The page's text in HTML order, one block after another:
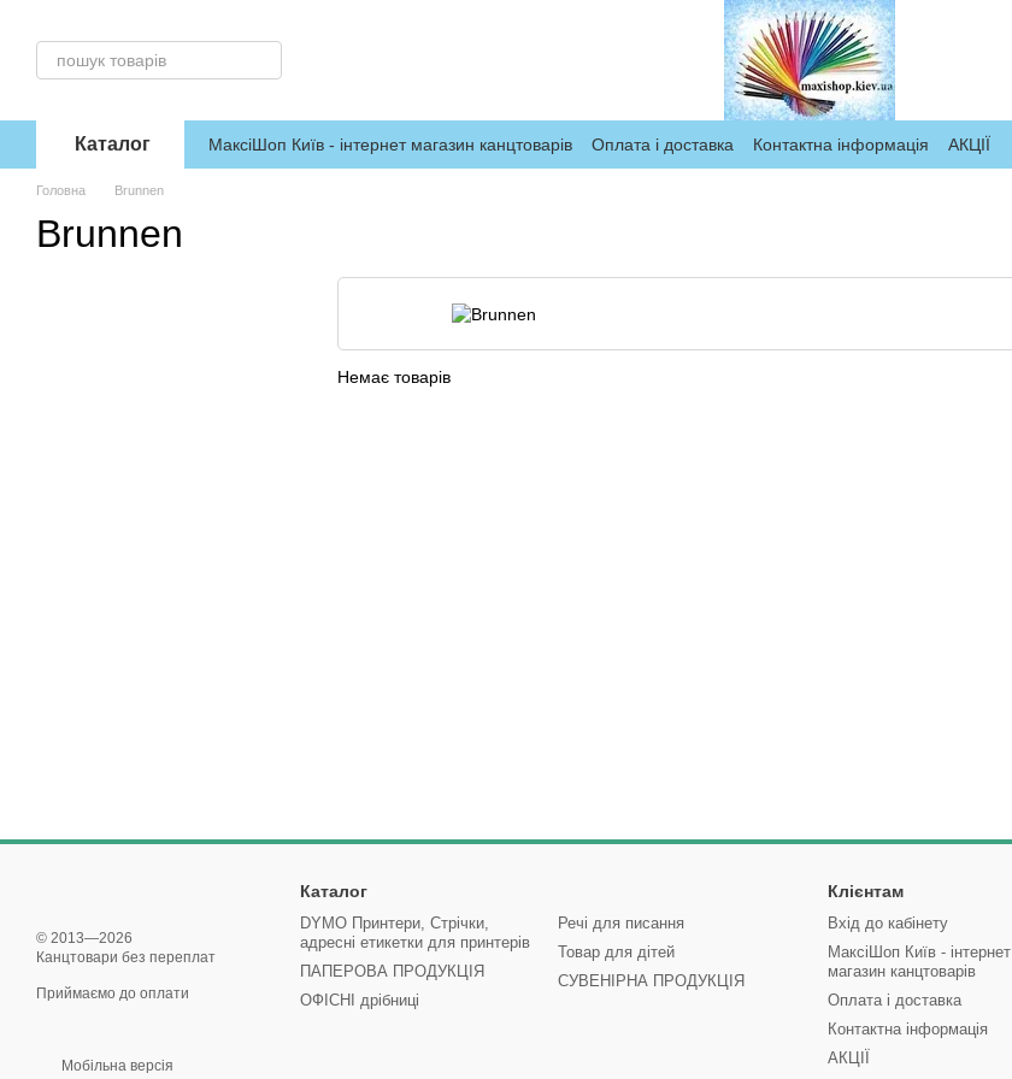
Каталог МаксіШоп Київ - інтернет магазин канцтоварів Оплата і доставка Контактна інформація АКЦІЇ
Головна Brunnen
Brunnen
Немає товарів
© 2013—2026
Канцтовари без переплат
Приймаємо до оплати
Мобільна версія
Каталог
DYMO Принтери, Стрічки,
адресні етикетки для принтерів
ПАПЕРОВА ПРОДУКЦІЯ
ОФІСНІ дрібниці
Речі для писання
Товар для дітей
СУВЕНІРНА ПРОДУКЦІЯ
Клієнтам
Вхід до кабінету
МаксіШоп Київ - інтернет
магазин канцтоварів
Оплата і доставка
Контактна інформація
АКЦІЇ